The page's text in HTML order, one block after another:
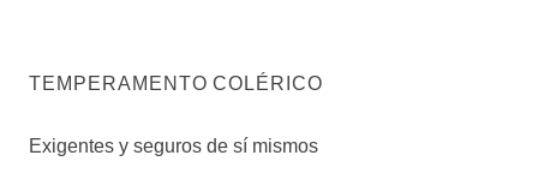
TEMPERAMENTO COLÉRICO
Exigentes y seguros de sí mismos